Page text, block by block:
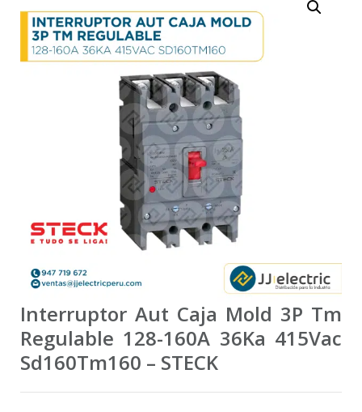
Interruptor Aut Caja Mold 3P Tm
Regulable 128-160A 36Ka 415Vac
Sd160Tm160 – STECK